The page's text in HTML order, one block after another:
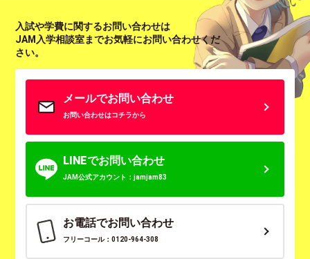
入試や学費に関するお問い合わせは
JAM入学相談室までお気軽にお問い合わせくだ
さい。
メールでお問い合わせ
お問い合わせはコチラから
LINEでお問い合わせ
JAM公式アカウント：jamjam83
お電話でお問い合わせ
フリーコール：0120-964-308